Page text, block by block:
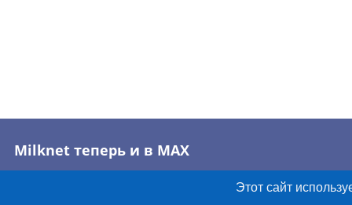
Milknet теперь и в MAX
Этот сайт